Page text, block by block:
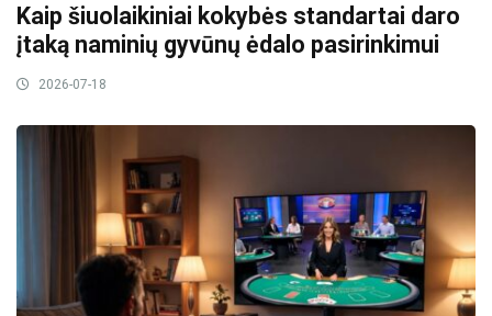
Kaip šiuolaikiniai kokybės standartai daro
įtaką naminių gyvūnų ėdalo pasirinkimui
2026-07-18